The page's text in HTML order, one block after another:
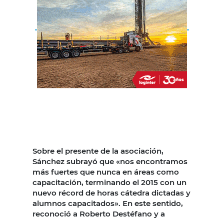
Sobre el presente de la asociación,
Sánchez subrayó que «nos encontramos
más fuertes que nunca en áreas como
capacitación, terminando el 2015 con un
nuevo récord de horas cátedra dictadas y
alumnos capacitados». En este sentido,
reconoció a Roberto Destéfano y a